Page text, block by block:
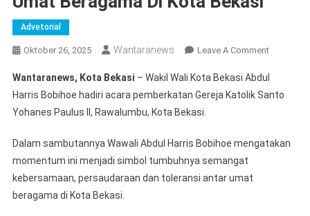
Advetorial
Oktober 26, 2025 Wantaranews Leave A CommentOn
Harris
Bobihoe:
Santo
Wantaranews, Kota Bekasi – Wakil Wali Kota Bekasi Abdul
Harris Bobihoe hadiri acara pemberkatan Gereja Katolik Santo
Yohanes Paulus II, Rawalumbu, Kota Bekasi.
Dalam sambutannya Wawali Abdul Harris Bobihoe mengatakan
momentum ini menjadi simbol tumbuhnya semangat
kebersamaan, persaudaraan dan toleransi antar umat
beragama di Kota Bekasi.